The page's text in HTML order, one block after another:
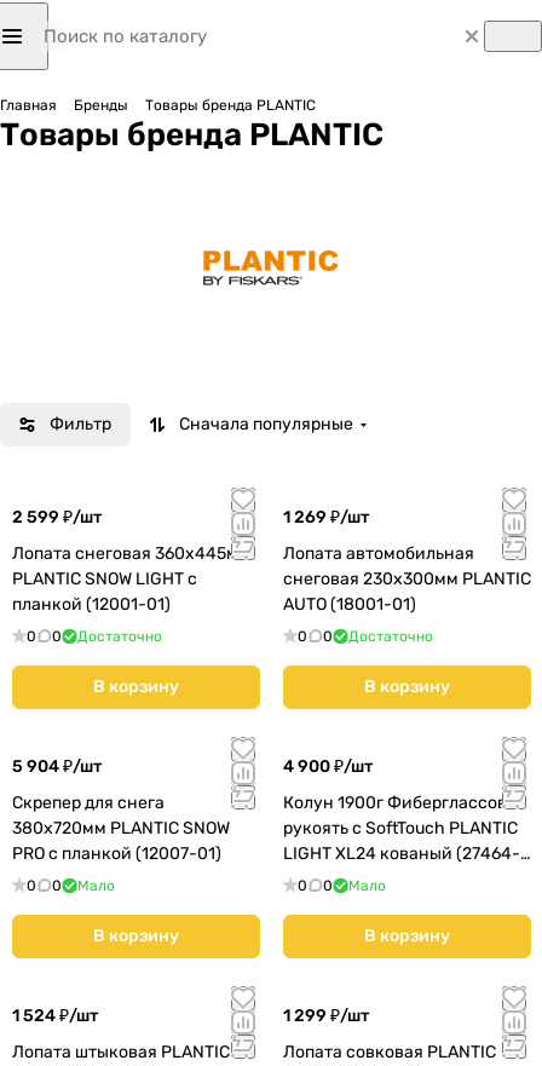
Главная Бренды Товары бренда PLANTIC
Товары бренда PLANTIC
Фильтр Сначала популярные
2 599 ₽/шт
Лопата снеговая 360х445мм
PLANTIC SNOW LIGHT с
планкой (12001-01)
0 0 Достаточно
В корзину
1 269 ₽/шт
Лопата автомобильная
снеговая 230х300мм PLANTIC
AUTO (18001-01)
0 0 Достаточно
В корзину
5 904 ₽/шт
Скрепер для снега
380х720мм PLANTIC SNOW
PRO с планкой (12007-01)
0 0 Мало
В корзину
4 900 ₽/шт
Колун 1900г Фиберглассовая
рукоять с SoftTouch PLANTIC
LIGHT XL24 кованый (27464-
01A)
0 0 Мало
В корзину
1 524 ₽/шт
Лопата штыковая PLANTIC
1 299 ₽/шт
Лопата совковая PLANTIC